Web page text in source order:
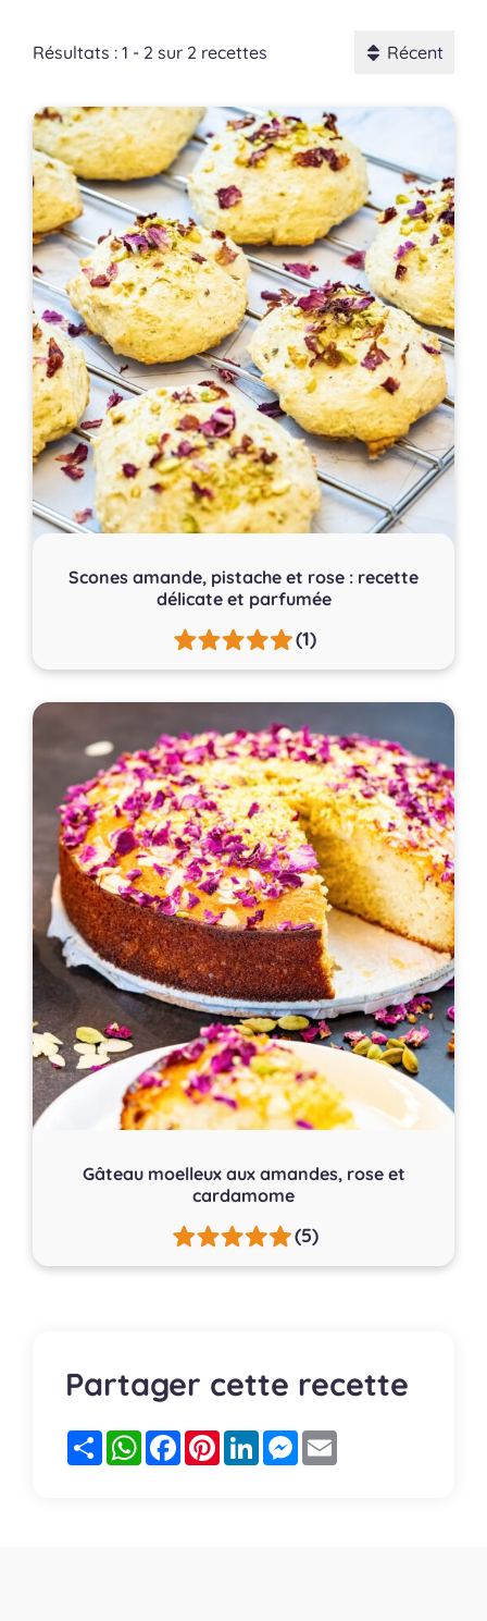
Résultats : 1 - 2 sur 2 recettes Récent
Scones amande, pistache et rose : recette
délicate et parfumée
(1)
Gâteau moelleux aux amandes, rose et
cardamome
(5)
Partager cette recette
PartagerWhatsApp
FacebookPinterestLinkedInMessenger